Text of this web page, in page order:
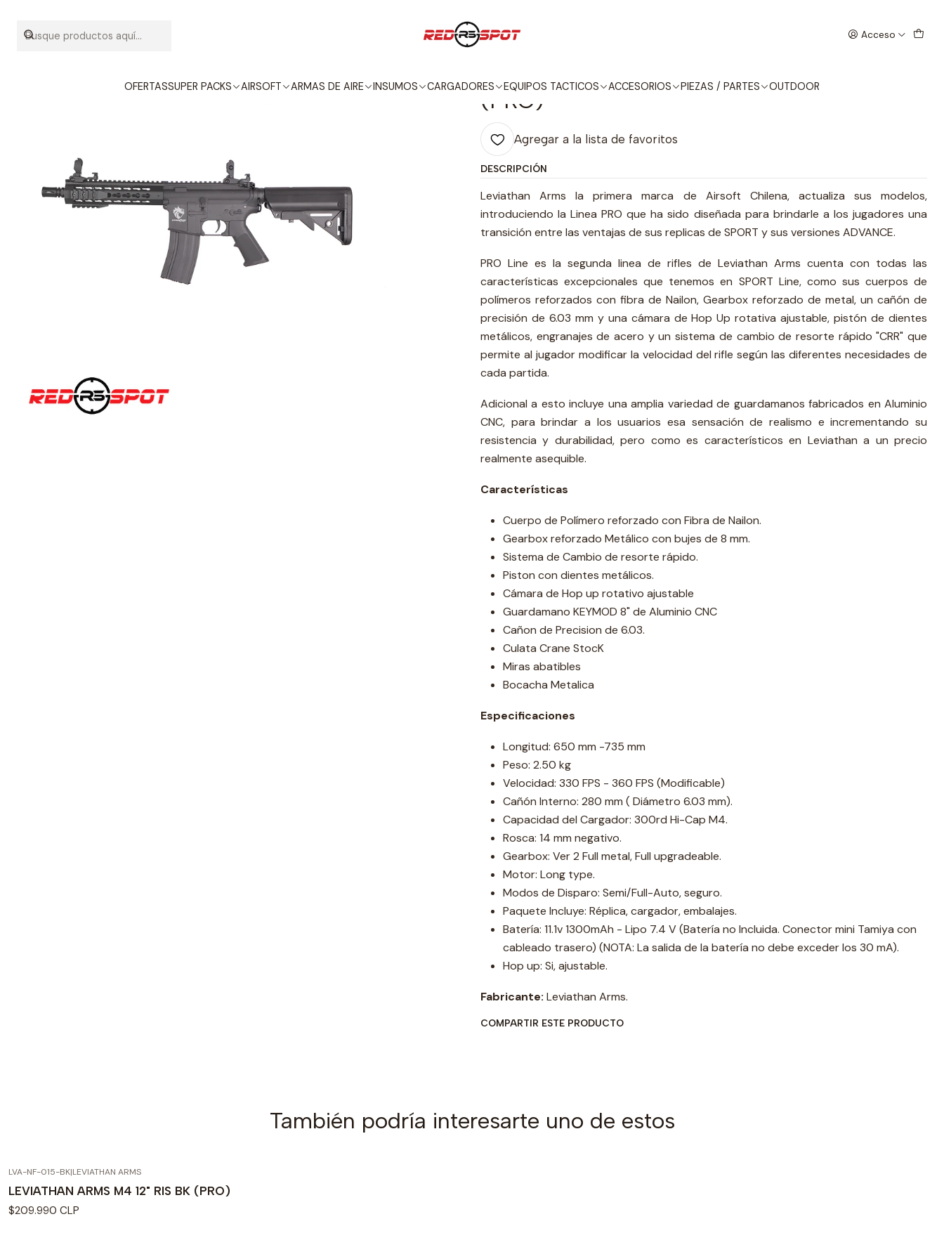
Acceso
OFERTASSUPER PACKS AIRSOFT ARMAS DE AIRE INSUMOS CARGADORES EQUIPOS TACTICOS ACCESORIOS PIEZAS / PARTES OUTDOOR
LEVIATHAN ARMS M4 KEYMOD CQB BK
(PRO)
Agregar a la lista de favoritos
DESCRIPCIÓN
Leviathan Arms la primera marca de Airsoft Chilena, actualiza sus modelos,
introduciendo la Linea PRO que ha sido diseñada para brindarle a los jugadores una
transición entre las ventajas de sus replicas de SPORT y sus versiones ADVANCE.
PRO Line es la segunda linea de rifles de Leviathan Arms cuenta con todas las
características excepcionales que tenemos en SPORT Line, como sus cuerpos de
polímeros reforzados con fibra de Nailon, Gearbox reforzado de metal, un cañón de
precisión de 6.03 mm y una cámara de Hop Up rotativa ajustable, pistón de dientes
metálicos, engranajes de acero y un sistema de cambio de resorte rápido "CRR" que
permite al jugador modificar la velocidad del rifle según las diferentes necesidades de
cada partida.
Adicional a esto incluye una amplia variedad de guardamanos fabricados en Aluminio
CNC, para brindar a los usuarios esa sensación de realismo e incrementando su
resistencia y durabilidad, pero como es característicos en Leviathan a un precio
realmente asequible.
Características
Cuerpo de Polímero reforzado con Fibra de Nailon.
Gearbox reforzado Metálico con bujes de 8 mm.
Sistema de Cambio de resorte rápido.
Piston con dientes metálicos.
Cámara de Hop up rotativo ajustable
Guardamano KEYMOD 8" de Aluminio CNC
Cañon de Precision de 6.03.
Culata Crane StocK
Miras abatibles
Bocacha Metalica
Especificaciones
Longitud: 650 mm -735 mm
Peso: 2.50 kg
Velocidad: 330 FPS - 360 FPS (Modificable)
Cañón Interno: 280 mm ( Diámetro 6.03 mm).
Capacidad del Cargador: 300rd Hi-Cap M4.
Rosca: 14 mm negativo.
Gearbox: Ver 2 Full metal, Full upgradeable.
Motor: Long type.
Modos de Disparo: Semi/Full-Auto, seguro.
Paquete Incluye: Réplica, cargador, embalajes.
Batería: 11.1v 1300mAh - Lipo 7.4 V (Batería no Incluida. Conector mini Tamiya con
cableado trasero) (NOTA: La salida de la batería no debe exceder los 30 mA).
Hop up: Si, ajustable.
Fabricante: Leviathan Arms.
COMPARTIR ESTE PRODUCTO
También podría interesarte uno de estos
LVA-NF-015-BK|LEVIATHAN ARMS
LEVIATHAN ARMS M4 12" RIS BK (PRO)
$209.990 CLP